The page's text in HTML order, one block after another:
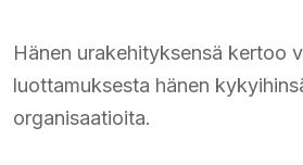
Hänen urakehityksensä kertoo
luottamuksesta hänen
organisaatioita.